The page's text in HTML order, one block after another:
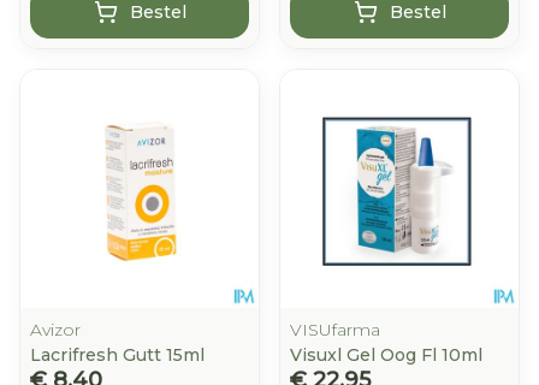
Bestel Bestel
Avizor
Lacrifresh Gutt 15ml
VISUfarma
Visuxl Gel Oog Fl 10ml